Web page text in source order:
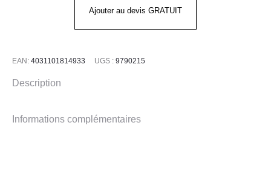
Ajouter au devis GRATUIT
EAN: 4031101814933 UGS : 9790215
Description
Informations complémentaires